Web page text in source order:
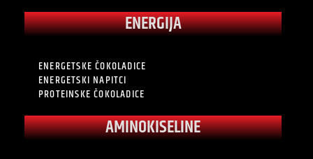
ENERGIJA
ENERGETSKE ČOKOLADICE
ENERGETSKI NAPITCI
PROTEINSKE ČOKOLADICE
AMINOKISELINE